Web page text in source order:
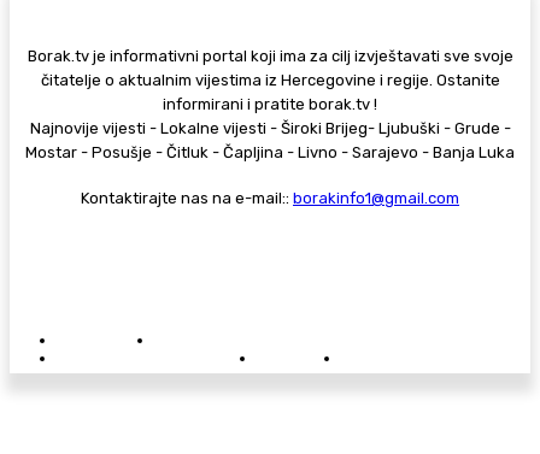
Borak.tv je informativni portal koji ima za cilj izvještavati sve svoje
čitatelje o aktualnim vijestima iz Hercegovine i regije. Ostanite
informirani i pratite borak.tv !
Najnovije vijesti - Lokalne vijesti - Široki Brijeg- Ljubuški - Grude -
Mostar - Posušje - Čitluk - Čapljina - Livno - Sarajevo - Banja Luka
Kontaktirajte nas na e-mail:: borakinfo1@gmail.com